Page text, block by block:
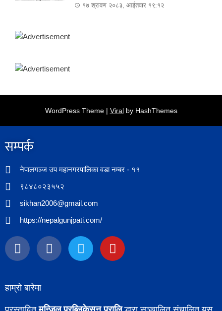
१७ श्रावण २०८३, आईतवार १९:१२
WordPress Theme | Viralby HashThemes
सम्पर्क​
नेपालगञ्ज उप महानगरपालिका वडा नम्बर - ११
९८४८०२३५५२
sikhan2006@gmail.com
https://nepalgunjpati.com/
हाम्रो बारेमा